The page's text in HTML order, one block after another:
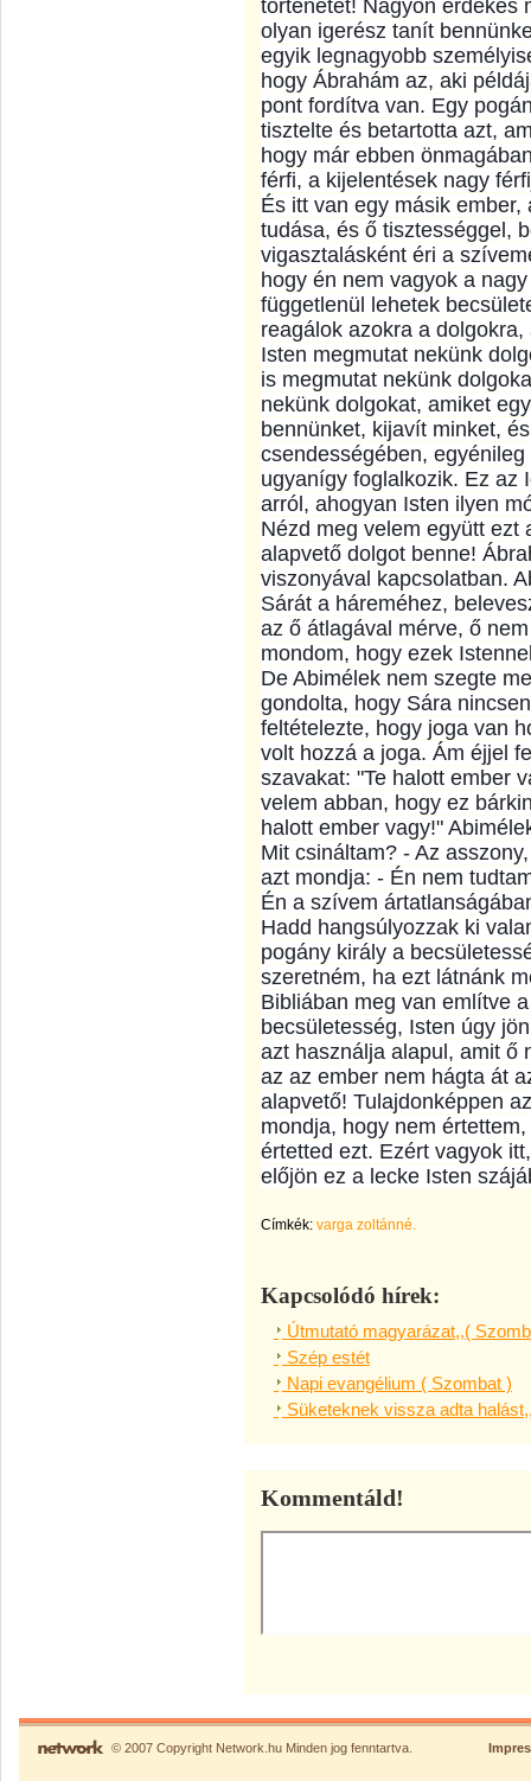
történetet! Nagyon érdekes
olyan igerész tanít
egyik legnagyobb
hogy Ábrahám az, aki
pont fordítva van. Egy
tisztelte és betartotta azt,
hogy már ebben
férfi, a kijelentések nagy
És itt van egy másik
tudása, és ő tisztességgel,
vigasztalásként éri a
hogy én nem vagyok a
függetlenül lehetek
reagálok azokra a
Isten megmutat nekünk
is megmutat nekünk
nekünk dolgokat, amiket
bennünket, kijavít minket,
csendességében,
ugyanígy foglalkozik. Ez az
arról, ahogyan Isten ilyen
Nézd meg velem együtt ezt
alapvető dolgot benne!
viszonyával kapcsolatban.
Sárát a háreméhez,
az ő átlagával mérve, ő
mondom, hogy ezek
De Abimélek nem szegte
gondolta, hogy Sára
feltételezte, hogy joga van
volt hozzá a joga. Ám éjjel
szavakat: "Te halott ember
velem abban, hogy ez
halott ember vagy!"
Mit csináltam? - Az
azt mondja: - Én nem
Én a szívem
Hadd hangsúlyozzak ki
pogány király a
szeretném, ha ezt látnánk
Bibliában meg van említve
becsületesség, Isten úgy
azt használja alapul, amit ő
az az ember nem hágta át
alapvető! Tulajdonképpen
mondja, hogy nem
értetted ezt. Ezért vagyok
előjön ez a lecke Isten
Címkék: varga zoltánné.
Kapcsolódó hírek:
Útmutató magyarázat,,(
Szép estét
Napi evangélium ( Szombat )
Süketeknek vissza adta
Kommentáld!
© 2007 Copyright Network.hu Minden jog fenntartva.